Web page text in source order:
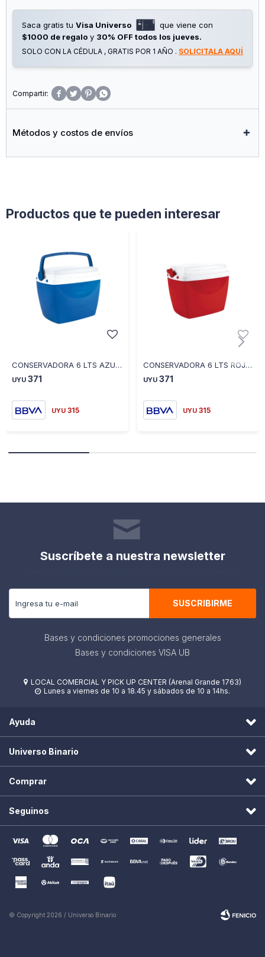
Saca gratis tu Visa Universo
que viene con
$1000 de regalo y 30% OFF todos los jueves.
SOLO CON LA CÉDULA , GRATIS POR 1 AÑO . SOLICITALA AQUÍ
   
Métodos y costos de envíos
Productos que te pueden interesar
CONSERVADORA 6 LTS AZUL 30X20,5X24 12125108201 - AZUL
UYU 371
UYU 315
CONSERVADORA 6 LTS ROJA 30X20,5X24 12125108202 - ROJO
UYU 371
UYU 315
Suscríbete a nuestra newsletter
SUSCRIBIRME
Bases y condiciones promociones generales
Bases y condiciones VISA UB
 LOCAL COMERCIAL Y PICK UP CENTER (Arenal Grande 1763)
 Lunes a viernes de 10 a 18.45 y sábados de 10 a 14hs.
Ayuda
Universo Binario
Comprar
Seguinos
© Copyright 2026 / Universo Binario